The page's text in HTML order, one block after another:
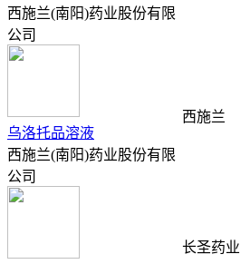
西施兰(南阳)药业股份有限
公司
乌洛托品溶液
西施兰(南阳)药业股份有限
公司
西施兰
长圣药业